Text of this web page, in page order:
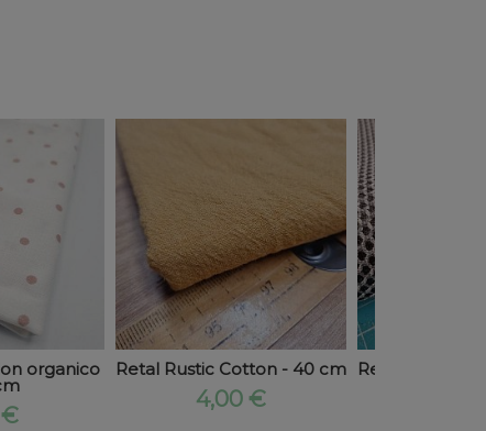
organico
€
Retal Rustic Cotton - 40 cm
4,00 €
Retal de tela